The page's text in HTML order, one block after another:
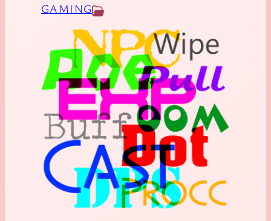
GAMING
s
k
l
e
n
e
G
l
o
s